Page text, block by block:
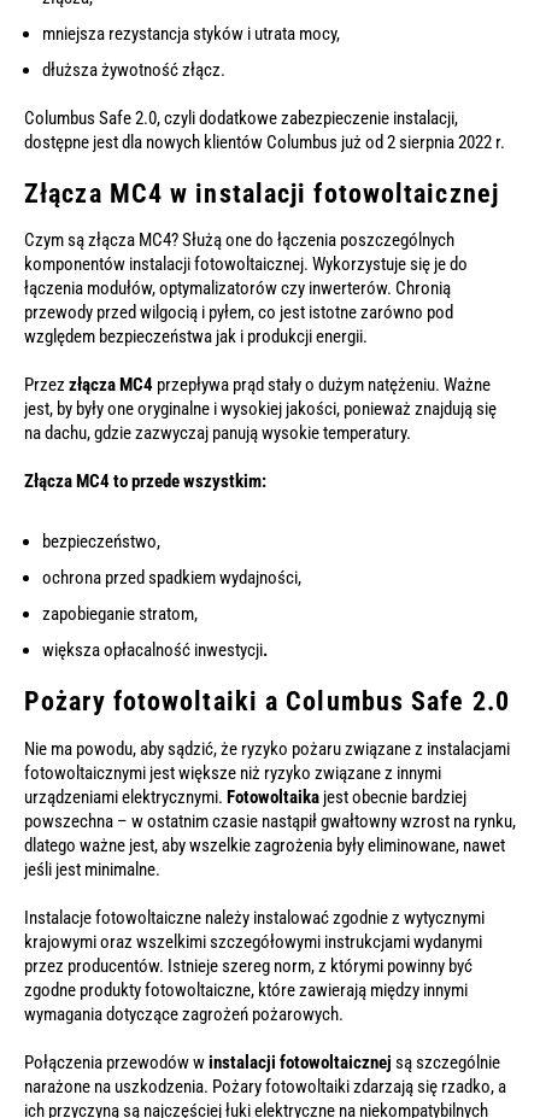
mniejsza rezystancja styków i utrata mocy,
dłuższa żywotność złącz.
Columbus Safe 2.0, czyli dodatkowe zabezpieczenie instalacji,
dostępne jest dla nowych klientów Columbus już od 2 sierpnia 2022 r.
Złącza MC4 w instalacji fotowoltaicznej
Czym są złącza MC4? Służą one do łączenia poszczególnych
komponentów instalacji fotowoltaicznej. Wykorzystuje się je do
łączenia modułów, optymalizatorów czy inwerterów. Chronią
przewody przed wilgocią i pyłem, co jest istotne zarówno pod
względem bezpieczeństwa jak i produkcji energii.
Przez złącza MC4 przepływa prąd stały o dużym natężeniu. Ważne
jest, by były one oryginalne i wysokiej jakości, ponieważ znajdują się
na dachu, gdzie zazwyczaj panują wysokie temperatury.
Złącza MC4 to przede wszystkim:
bezpieczeństwo,
ochrona przed spadkiem wydajności,
zapobieganie stratom,
większa opłacalność inwestycji.
Pożary fotowoltaiki a Columbus Safe 2.0
Nie ma powodu, aby sądzić, że ryzyko pożaru związane z instalacjami
fotowoltaicznymi jest większe niż ryzyko związane z innymi
urządzeniami elektrycznymi. Fotowoltaika jest obecnie bardziej
powszechna – w ostatnim czasie nastąpił gwałtowny wzrost na rynku,
dlatego ważne jest, aby wszelkie zagrożenia były eliminowane, nawet
jeśli jest minimalne.
Instalacje fotowoltaiczne należy instalować zgodnie z wytycznymi
krajowymi oraz wszelkimi szczegółowymi instrukcjami wydanymi
przez producentów. Istnieje szereg norm, z którymi powinny być
zgodne produkty fotowoltaiczne, które zawierają między innymi
wymagania dotyczące zagrożeń pożarowych.
Połączenia przewodów winstalacji fotowoltaicznej są szczególnie
narażone na uszkodzenia. Pożary fotowoltaiki zdarzają się rzadko, a
ich przyczyną są najczęściej łuki elektryczne na niekompatybilnych